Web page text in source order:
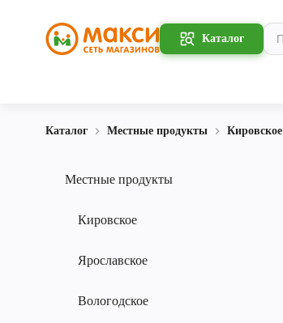
Каталог
Каталог Местные продукты Кировское
Местные продукты
Кировское
Ярославское
Вологодское